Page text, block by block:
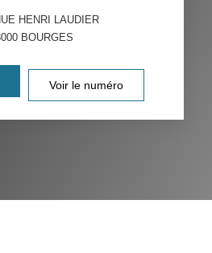
HENRI LAUDIER
BOURGES
Voir le numéro